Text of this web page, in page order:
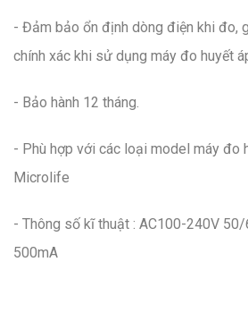
- Đảm bảo ổn định dòng điện khi đo,
chính xác khi sử dụng máy đo huyết
- Bảo hành 12 tháng.
- Phù hợp với các loại model máy đo
Microlife
- Thông số kĩ thuật : AC100-240V
500mA